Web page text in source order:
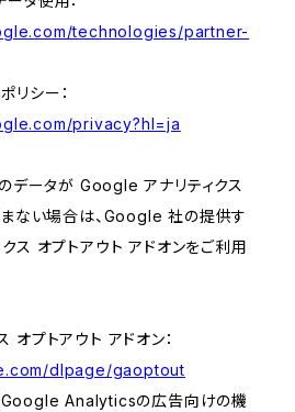
technologies/partner-
リシー：
privacy?hl=ja
データが Google アナリティクス
ない場合は、Google 社の提供す
ス オプトアウト アドオンをご利用
プトアウト アドオン：
dlpage/gaoptout
「Google Analyticsの広告向けの機